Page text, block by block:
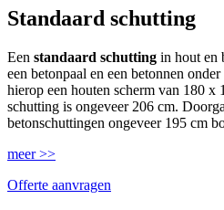
Standaard schutting
Een standaard schutting in hout en
een betonpaal en een betonnen
hierop een houten scherm van 180 x
schutting is ongeveer 206 cm.
betonschuttingen ongeveer 195 cm
meer >>
Offerte aanvragen